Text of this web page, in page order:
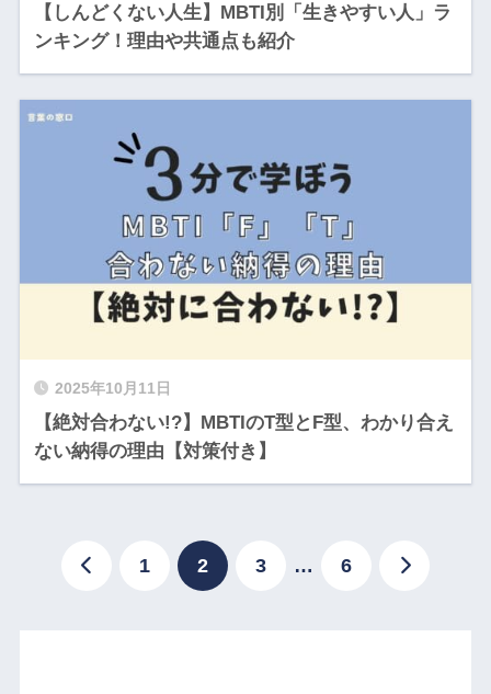
【しんどくない人生】MBTI別「生きやすい人」ラ
ンキング！理由や共通点も紹介
2025年10月11日
【絶対合わない!?】MBTIのT型とF型、わかり合え
ない納得の理由【対策付き】
1 2 3 … 6